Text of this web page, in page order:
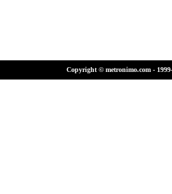
Copyright © metronimo.com -